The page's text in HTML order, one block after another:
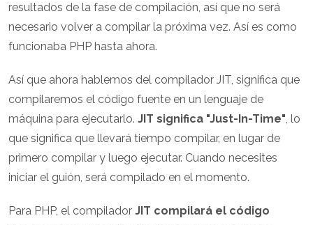
resultados de la fase de compilación, así que no será
necesario volver a compilar la próxima vez. Así es como
funcionaba PHP hasta ahora.
Así que ahora hablemos del compilador JIT, significa que
compilaremos el código fuente en un lenguaje de
máquina para ejecutarlo. JIT significa "Just-In-Time", lo
que significa que llevará tiempo compilar, en lugar de
primero compilar y luego ejecutar. Cuando necesites
iniciar el guión, será compilado en el momento.
Para PHP, el compilador JIT compilará el código